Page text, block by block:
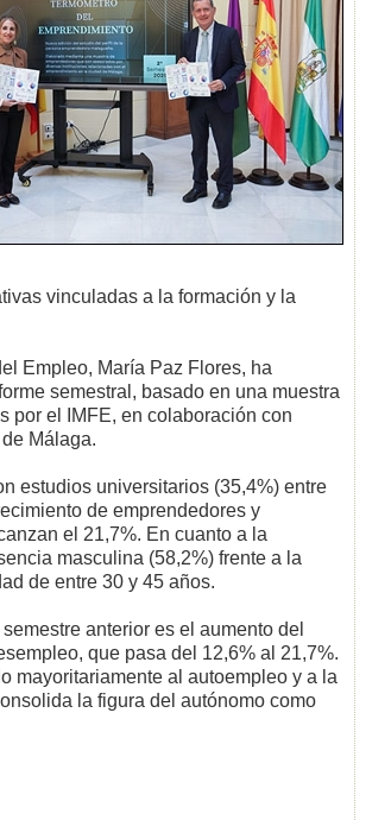
vinculadas a la formación y la
Empleo, María Paz Flores, ha
semestral, basado en una muestra
por el IMFE, en colaboración con
Málaga.
estudios universitarios (35,4%) entre
de emprendedores y
el 21,7%. En cuanto a la
masculina (58,2%) frente a la
de entre 30 y 45 años.
anterior es el aumento del
que pasa del 12,6% al 21,7%.
mayoritariamente al autoempleo y a la
la figura del autónomo como